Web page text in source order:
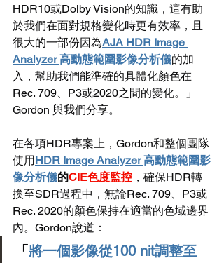
HDR10或Dolby Vision的知識，這有助
於我們在面對規格變化時更有效率，且
很大的一部份因為AJA HDR Image
Analyzer 高動態範圍影像分析儀的加
入，幫助我們能準確的具體化顏色在
Rec. 709、P3或2020之間的變化。」
Gordon 與我們分享。
在各項HDR專案上，Gordon和整個團隊
使用 HDR Image Analyzer 高動態範圍影
像分析儀的CIE色度監控 ，確保HDR轉
換至SDR過程中，無論Rec. 709、P3或
Rec. 2020的顏色保持在適當的色域邊界
內。Gordon說道：
「將一個影像從100 nit調整至